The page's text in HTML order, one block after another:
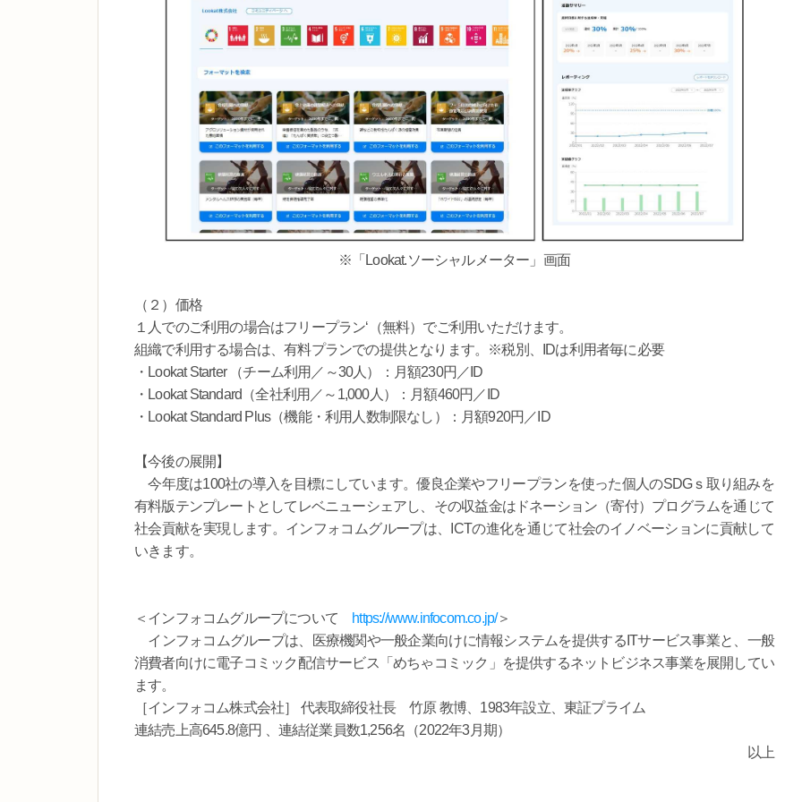
※「Lookat.ソーシャルメーター」画面
（２）価格
１人でのご利用の場合はフリープラン‘（無料）でご利用いただけます。
組織で利用する場合は、有料プランでの提供となります。※税別、IDは利用者毎に必要
・Lookat Starter （チーム利用／～30人）：月額230円／ID
・Lookat Standard（全社利用／～1,000人）：月額460円／ID
・Lookat Standard Plus（機能・利用人数制限なし）：月額920円／ID
【今後の展開】
今年度は100社の導入を目標にしています。優良企業やフリープランを使った個人のSDGｓ取り組みを
有料版テンプレートとしてレベニューシェアし、その収益金はドネーション（寄付）プログラムを通じて
社会貢献を実現します。インフォコムグループは、ICTの進化を通じて社会のイノベーションに貢献して
いきます。
＜インフォコムグループについて https://www.infocom.co.jp/＞
インフォコムグループは、医療機関や一般企業向けに情報システムを提供するITサービス事業と、一般
消費者向けに電子コミック配信サービス「めちゃコミック」を提供するネットビジネス事業を展開してい
ます。
［インフォコム株式会社］ 代表取締役社長 竹原 教博、1983年設立、東証プライム
連結売上高645.8億円 、連結従業員数1,256名（2022年3月期）
以上